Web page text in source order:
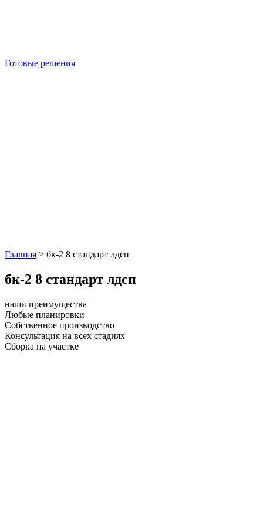
Готовые решения
Главная > бк-2 8 стандарт лдсп
бк-2 8 стандарт лдсп
наши преимущества
Любые планировки
Собственное производство
Консультация на всех стадиях
Сборка на участке